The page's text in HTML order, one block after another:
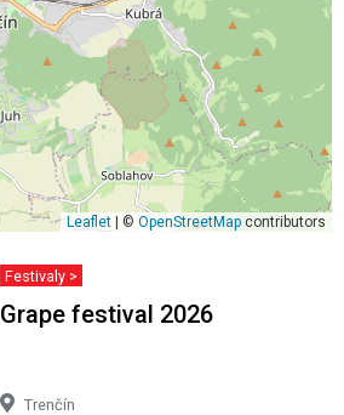
Leaflet | © OpenStreetMap contributors
Festivaly >
Grape festival 2026
Trenčín